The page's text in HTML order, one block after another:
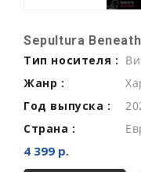
Sepultura
Тип носителя :
Жанр :
Год выпуска :
Страна :
4 399 р.